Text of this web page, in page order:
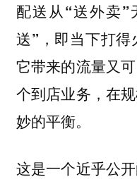
配送从“送外卖
送”，即当下打
它带来的流量又
个到店业务，在
妙的平衡。
这是一个近乎公